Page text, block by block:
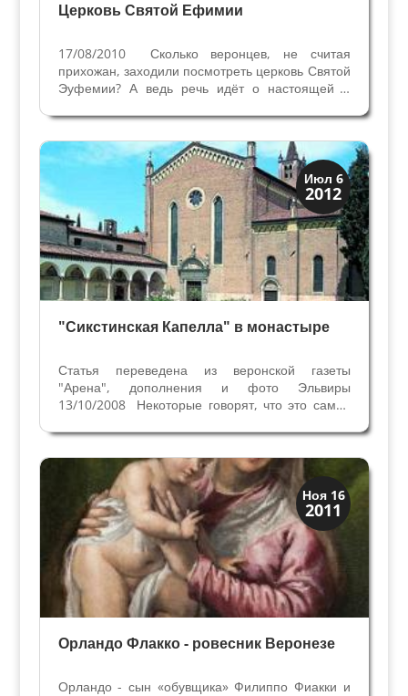
Церковь Святой Ефимии
17/08/2010 Сколько веронцев, не считая
прихожан, заходили посмотреть церковь Святой
Эуфемии? А ведь речь идёт о настоящей и
останавливаться на архитектуре и истории
этого религиозного сооружения, построенного...
Июл 6
2012
Монастыри
Традиции
"Сикстинская Капелла" в монастыре
Статья переведена из веронской газеты
"Арена", дополнения и фото Эльвиры
13/10/2008 Некоторые говорят, что это самая
что в ней много народа, даже в том случае,
когда внутри библиотека пуста. Это не загадка и
не игра слов,...
Ноя 16
2011
Искусство
Художники
Орландо Флакко - ровесник Веронезе
Орландо - сын «обувщика» Филиппо Фиакки и